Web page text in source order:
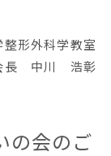
形外科学教室
長 中川 浩彰
会のご